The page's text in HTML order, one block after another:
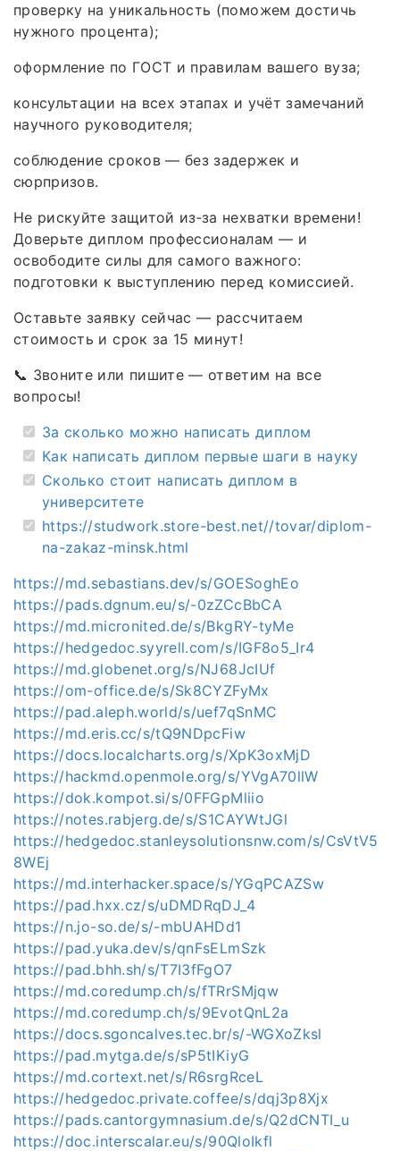
проверку на уникальность (поможем достичь
нужного процента);
оформление по ГОСТ и правилам вашего вуза;
консультации на всех этапах и учёт замечаний
научного руководителя;
соблюдение сроков — без задержек и
сюрпризов.
Не рискуйте защитой из‑за нехватки времени!
Доверьте диплом профессионалам — и
освободите силы для самого важного:
подготовки к выступлению перед комиссией.
Оставьте заявку сейчас — рассчитаем
стоимость и срок за 15 минут!
📞 Звоните или пишите — ответим на все
вопросы!
За сколько можно написать диплом
Как написать диплом первые шаги в науку
Сколько стоит написать диплом в
университете
https://studwork.store-best.net//tovar/diplom-
na-zakaz-minsk.html
https://md.sebastians.dev/s/GOESoghEo
https://pads.dgnum.eu/s/-0zZCcBbCA
https://md.micronited.de/s/BkgRY-tyMe
https://hedgedoc.syyrell.com/s/IGF8o5_Ir4
https://md.globenet.org/s/NJ68JcIUf
https://om-office.de/s/Sk8CYZFyMx
https://pad.aleph.world/s/uef7qSnMC
https://md.eris.cc/s/tQ9NDpcFiw
https://docs.localcharts.org/s/XpK3oxMjD
https://hackmd.openmole.org/s/YVgA70llW
https://dok.kompot.si/s/0FFGpMliio
https://notes.rabjerg.de/s/S1CAYWtJGl
https://hedgedoc.stanleysolutionsnw.com/s/CsVtV5
8WEj
https://md.interhacker.space/s/YGqPCAZSw
https://pad.hxx.cz/s/uDMDRqDJ_4
https://n.jo-so.de/s/-mbUAHDd1
https://pad.yuka.dev/s/qnFsELmSzk
https://pad.bhh.sh/s/T7I3fFgO7
https://md.coredump.ch/s/fTRrSMjqw
https://md.coredump.ch/s/9EvotQnL2a
https://docs.sgoncalves.tec.br/s/-WGXoZksl
https://pad.mytga.de/s/sP5tIKiyG
https://md.cortext.net/s/R6srgRceL
https://hedgedoc.private.coffee/s/dqj3p8Xjx
https://pads.cantorgymnasium.de/s/Q2dCNTI_u
https://doc.interscalar.eu/s/90QloIkfl